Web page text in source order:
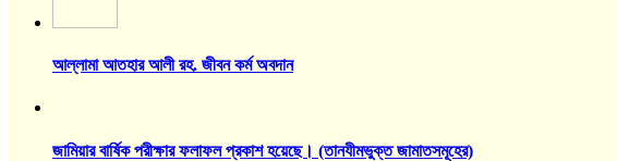
আল্লামা আতহার আলী রহ. জীবন কর্ম অবদান
জামিয়ার বার্ষিক পরীক্ষার ফলাফল প্রকাশ হয়েছে। (তানযীমভুক্ত জামাতসমূহের)